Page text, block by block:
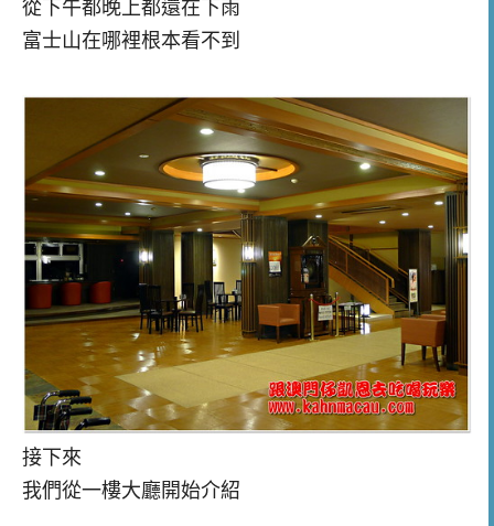
從下午都晚上都還在下雨
富士山在哪裡根本看不到
接下來
我們從一樓大廳開始介紹